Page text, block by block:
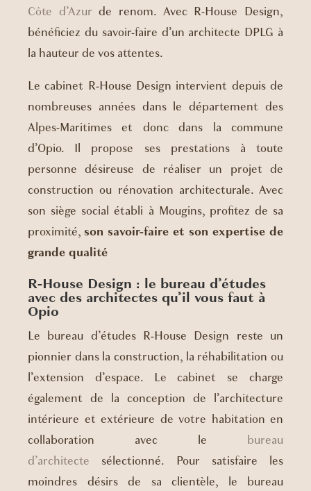
Côte d’Azur de renom. Avec R-House Design,
bénéficiez du savoir-faire d’un architecte DPLG à
la hauteur de vos attentes.
Le cabinet R-House Design intervient depuis de
nombreuses années dans le département des
Alpes-Maritimes et donc dans la commune
d’Opio. Il propose ses prestations à toute
personne désireuse de réaliser un projet de
construction ou rénovation architecturale. Avec
son siège social établi à Mougins, profitez de sa
proximité, son savoir-faire et son expertise de
grande qualité
R-House Design : le bureau d’études
avec des architectes qu’il vous faut à
Opio
Le bureau d’études R-House Design reste un
pionnier dans la construction, la réhabilitation ou
l’extension d’espace. Le cabinet se charge
également de la conception de l’architecture
intérieure et extérieure de votre habitation en
collaboration avec le bureau
d’architecte sélectionné. Pour satisfaire les
moindres désirs de sa clientèle, le bureau